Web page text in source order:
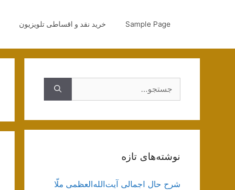
Sample Page خرید نقد و اقساطی تلویزیون
نوشته‌های تازه
شرح حال اجمالی آیت‌الله‌العظمی ملّا